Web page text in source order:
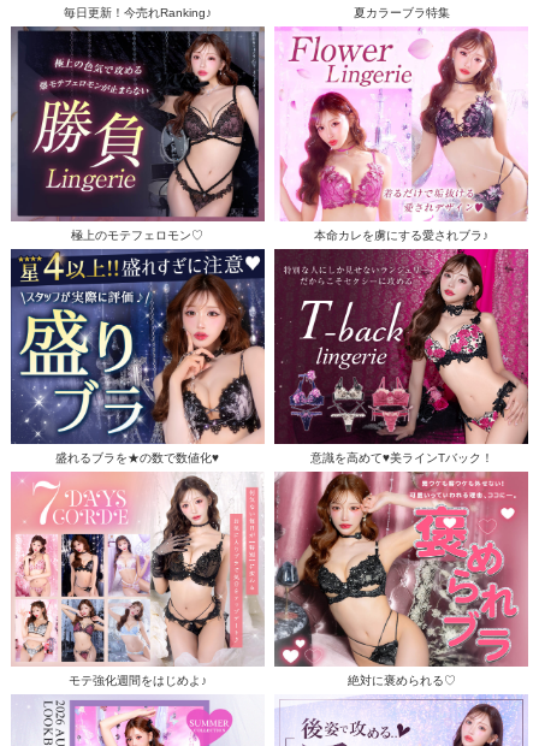
毎日更新！今売れRanking♪ 夏カラーブラ特集
極上のモテフェロモン♡ 本命カレを虜にする愛されブラ♪
盛れるブラを★の数で数値化♥ 意識を高めて♥美ラインTバック！
モテ強化週間をはじめよ♪ 絶対に褒められる♡